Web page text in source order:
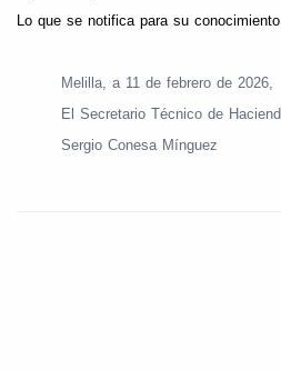
Lo que se notifica para su
Melilla, a 11 de febrero de 2026,
El Secretario Técnico de
Sergio Conesa Mínguez